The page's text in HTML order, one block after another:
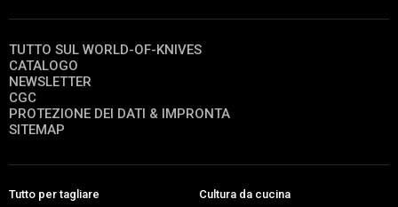
TUTTO SUL WORLD-OF-KNIVES
CATALOGO
NEWSLETTER
CGC
PROTEZIONE DEI DATI & IMPRONTA
SITEMAP
Tutto per tagliare Cultura da cucina